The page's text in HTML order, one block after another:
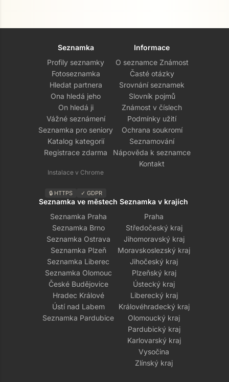
Seznamka
Profily seznamky
Fotoseznamka
Hledat partnera
Ona hledá jeho
On hledá ji
Vážné seznámení
Seznamka pro seniory
Katalog kategorií
Registrace zdarma
Instalace v Chrome
🔒 HTTPS ✓ GDPR
Informace
O seznamce Známost
Časté otázky
Srovnání seznamek
Slovník pojmů
Známost v číslech
Podmínky užití
Ochrana soukromí
Seznamování
Nápověda k seznamce
Kontakt
Seznamka ve městech
Seznamka Praha
Seznamka Brno
Seznamka Ostrava
Seznamka Plzeň
Seznamka Liberec
Seznamka Olomouc
České Budějovice
Hradec Králové
Ústí nad Labem
Seznamka Pardubice
Seznamka v krajích
Praha
Středočeský kraj
Jihomoravský kraj
Moravskoslezský kraj
Jihočeský kraj
Plzeňský kraj
Ústecký kraj
Liberecký kraj
Královéhradecký kraj
Olomoucký kraj
Pardubický kraj
Karlovarský kraj
Vysočina
Zlínský kraj